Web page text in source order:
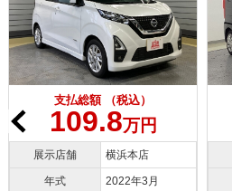
支払総額 （税込）
109.8万円
展示店舗 横浜本店
年式 2022年3月